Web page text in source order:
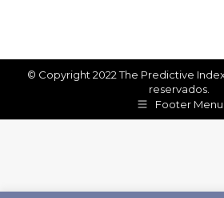
© Copyright 2022 The Predictive
reservados.
Footer Menu